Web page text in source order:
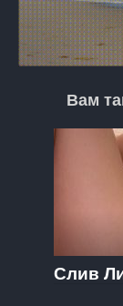
Вам
Слив